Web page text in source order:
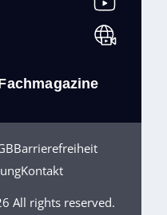
Barrierefreiheit
Kontakt
All rights reserved.